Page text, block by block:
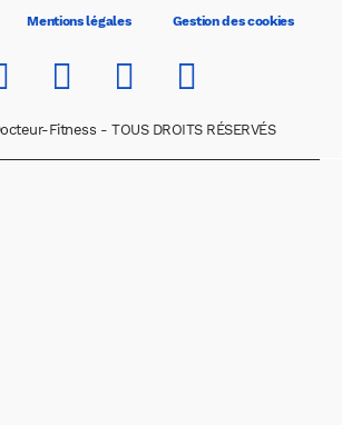
Mentions légales Gestion des cookies
Fitness - TOUS DROITS RÉSERVÉS